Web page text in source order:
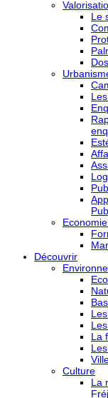
Le
Découvrir
La
Culture
La